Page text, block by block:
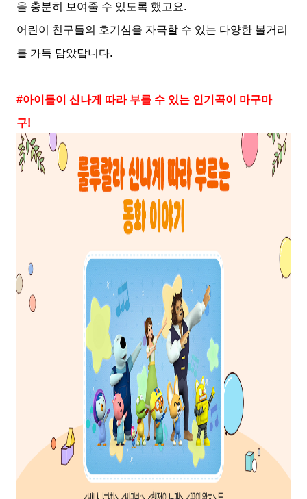
을 충분히 보여줄 수 있도록 했고요.
어린이
친구들의 호기심을 자극할 수 있는 다양한 볼거리
를 가득 담았답니다.
#아이들이 신나게 따라 부를 수 있는 인기곡이 마구마
구!